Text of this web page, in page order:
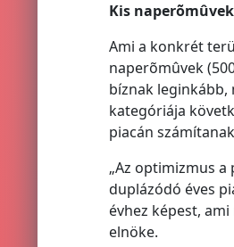
Kis
Ami a konkrét
naperõmûvek
bíznak leginkább,
kategóriája
piacán
„Az optimizmus
duplázódó éves
évhez képest,
elnöke.